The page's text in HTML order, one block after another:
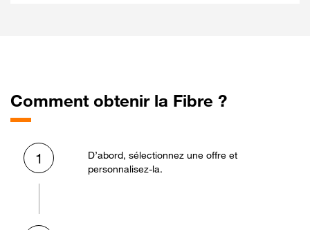
Comment obtenir la Fibre ?
1
D’abord, sélectionnez une offre et
personnalisez-la.